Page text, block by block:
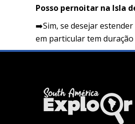
Posso pernoitar na Isla
➡️Sim, se desejar estender
em particular tem